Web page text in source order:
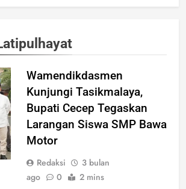
Wamendikdasmen
Kunjungi Tasikmalaya,
Bupati Cecep Tegaskan
Larangan Siswa SMP Bawa
Motor
Redaksi
3 bulan
ago
0 2 mins